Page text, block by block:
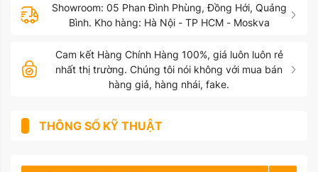
Showroom: 05 Phan Đình Phùng, Đồng Hới, Quảng
Bình. Kho hàng: Hà Nội - TP HCM - Moskva
Cam kết Hàng Chính Hàng 100%, giá luôn luôn rẻ
nhất thị trường. Chúng tôi nói không với mua bán
hàng giả, hàng nhái, fake.
THÔNG SỐ KỸ THUẬT